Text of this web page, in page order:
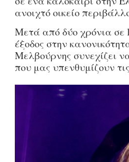
ανοιχτό οικείο
Μετά από δύο χρόνια σε
έξοδος στην
Μελβούρνης συνεχίζει
που μας υπενθυμίζουν